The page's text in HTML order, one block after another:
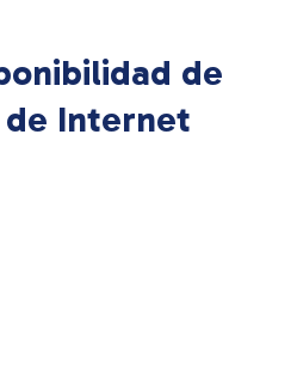
de
de Internet